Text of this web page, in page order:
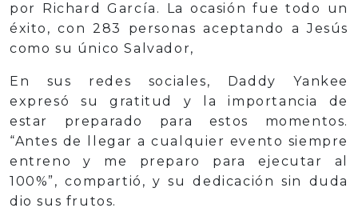
por Richard García. La ocasión fue todo un
éxito, con 283 personas aceptando a Jesús
como su único Salvador,
En sus redes sociales, Daddy Yankee
expresó su gratitud y la importancia de
estar preparado para estos momentos.
“Antes de llegar a cualquier evento siempre
entreno y me preparo para ejecutar al
100%”, compartió, y su dedicación sin duda
dio sus frutos.